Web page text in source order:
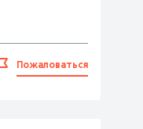
Пожаловаться